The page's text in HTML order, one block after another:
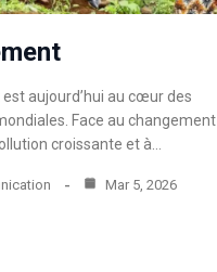
est aujourd’hui au cœur des
Face au changement
croissante et à…
Mar 5, 2026